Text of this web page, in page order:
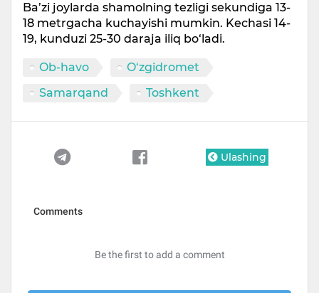
Ba’zi joylarda shamolning tezligi sekundiga 13-
18 metrgacha kuchayishi mumkin. Kechasi 14-
19, kunduzi 25-30 daraja iliq bo‘ladi.
Ob-havo
O‘zgidromet
Samarqand
Toshkent
Ulashing